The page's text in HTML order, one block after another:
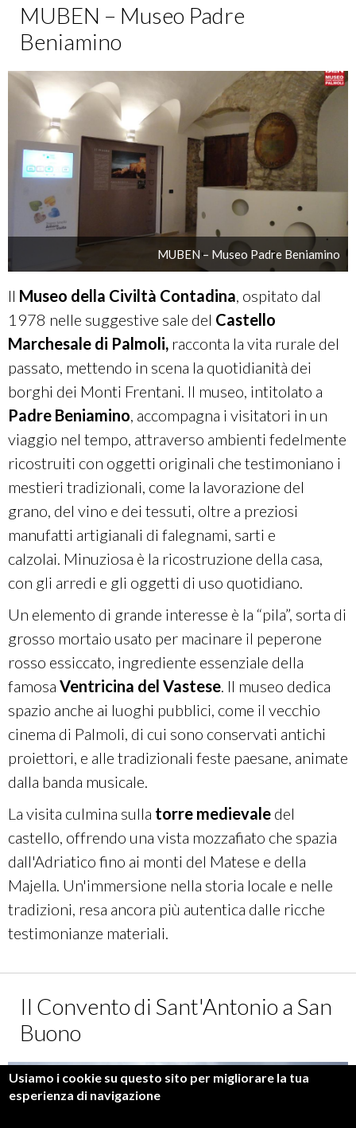
MUBEN – Museo Padre
Beniamino
MUBEN – Museo Padre Beniamino
Il Museo della Civiltà Contadina , ospitato dal
1978 nelle suggestive sale del Castello
Marchesale di Palmoli, racconta la vita rurale del
passato, mettendo in scena la quotidianità dei
borghi dei Monti Frentani. Il museo, intitolato a
Padre Beniamino , accompagna i visitatori in un
viaggio nel tempo, attraverso ambienti fedelmente
ricostruiti con oggetti originali che testimoniano i
mestieri tradizionali, come la lavorazione del
grano, del vino e dei tessuti, oltre a preziosi
manufatti artigianali di falegnami, sarti e
calzolai. Minuziosa è la ricostruzione della casa,
con gli arredi e gli oggetti di uso quotidiano.
Un elemento di grande interesse è la “pila”, sorta di
grosso mortaio usato per macinare il peperone
rosso essiccato, ingrediente essenziale della
famosa Ventricina del Vastese . Il museo dedica
spazio anche ai luoghi pubblici, come il vecchio
cinema di Palmoli, di cui sono conservati antichi
proiettori, e alle tradizionali feste paesane, animate
dalla banda musicale.
La visita culmina sulla torre medievale del
castello, offrendo una vista mozzafiato che spazia
dall'Adriatico fino ai monti del Matese e della
Majella. Un'immersione nella storia locale e nelle
tradizioni, resa ancora più autentica dalle ricche
testimonianze materiali.
Il Convento di Sant'Antonio a San
Buono
Usiamo i cookie su questo sito per migliorare la tua
esperienza di navigazione